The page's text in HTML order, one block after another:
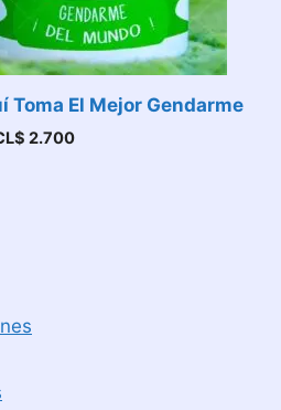
Toma El Mejor Gendarme
2.700